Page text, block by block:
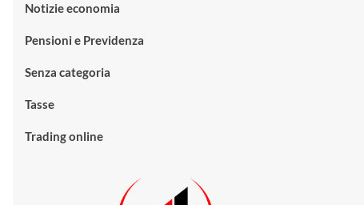
Notizie economia
Pensioni e Previdenza
Senza categoria
Tasse
Trading online